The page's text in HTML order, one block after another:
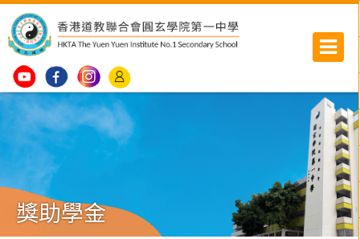
獎助學金